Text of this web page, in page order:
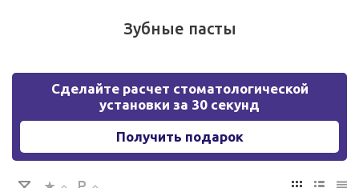
Зубные пасты
Сделайте расчет стоматологической
установки за 30 секунд
Получить подарок